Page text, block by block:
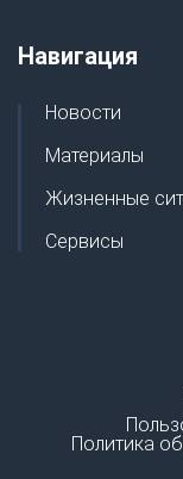
Навигация
Новости
Материалы
Жизненные
Сервисы
Политика